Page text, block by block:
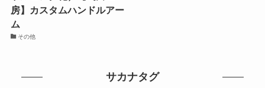
房】カスタムハンドルアー
ム
その他
サカナタグ